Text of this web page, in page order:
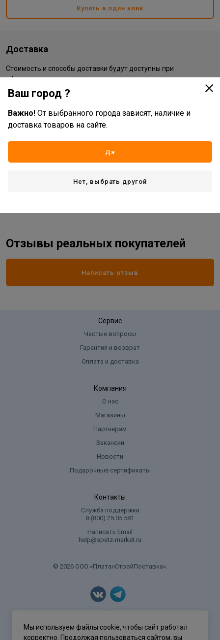
Купить в один клик
Доставка
Стоимость и способы доставки будут доступны при
оформлении заказа.
Характеристики
Titiz
Страна производитель РОССИЯ
Отзывы реальных покупателей
Написать отзыв
Сервис
Частые вопросы
Гарантия и возврат
Оплата и доставка
Компания
О нас
Магазины
Партнерам
Вакансии
Новости
Подарочные сертификаты
Контакты
Служба поддержки
8 (800) 25 05 581
Написать Email
help@spetz-market.ru
© 2026 ООО «ПлатанСтройПоставка».
.
Политика конфиденциальности
Ваш город ?
Важно! От выбранного города зависят, наличие и
доставка товаров на сайте.
Да
Нет, выбрать другой
Мы используем файлы cookie, чтобы сайт работал
корректно. Продолжая пользоваться сайтом, вы